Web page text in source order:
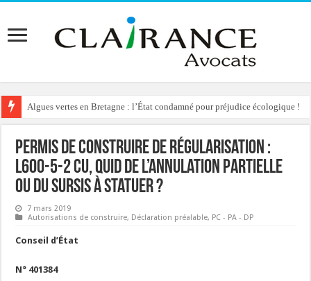
Algues vertes en Bretagne : l’État condamné pour préjudice écologique !
Reconstruction de chalets d’alpage : le préfet condamné à délivrer
Permis de construire de régularisation :
L600-5-2 CU, quid de l’annulation partielle
ou du sursis à statuer ?
7 mars 2019
Autorisations de construire, Déclaration préalable, PC - PA - DP
Conseil d’État
N° 401384